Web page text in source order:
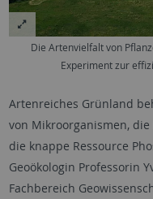
Die Artenvielfalt von
Experiment zur
Artenreiches Grünland
von Mikroorganismen,
die knappe Ressource
Geoökologin Professorin
Fachbereich